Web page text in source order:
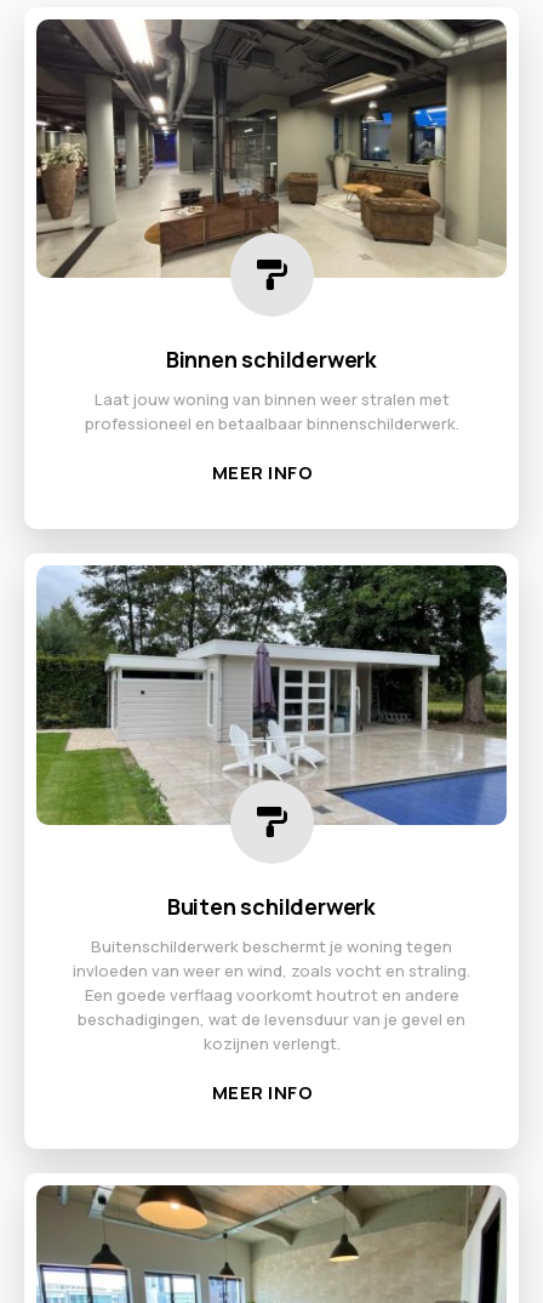
Binnen schilderwerk
Laat jouw woning van binnen weer stralen met
professioneel en betaalbaar binnenschilderwerk.
MEER INFO
Buiten schilderwerk
Buitenschilderwerk beschermt je woning tegen
invloeden van weer en wind, zoals vocht en straling.
Een goede verflaag voorkomt houtrot en andere
beschadigingen, wat de levensduur van je gevel en
kozijnen verlengt.
MEER INFO